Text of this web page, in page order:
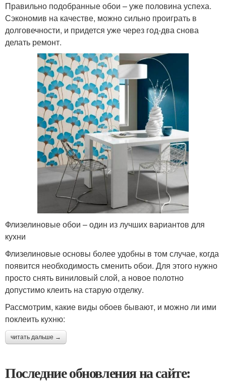
Правильно подобранные обои – уже половина успеха.
Сэкономив на качестве, можно сильно проиграть в
долговечности, и придется уже через год-два снова
делать ремонт.
Флизелиновые обои – один из лучших вариантов для
кухни
Флизелиновые основы более удобны в том случае, когда
появится необходимость сменить обои. Для этого нужно
просто снять виниловый слой, а новое полотно
допустимо клеить на старую отделку.
Рассмотрим, какие виды обоев бывают, и можно ли ими
поклеить кухню:
читать дальше →
Последние обновления на сайте: